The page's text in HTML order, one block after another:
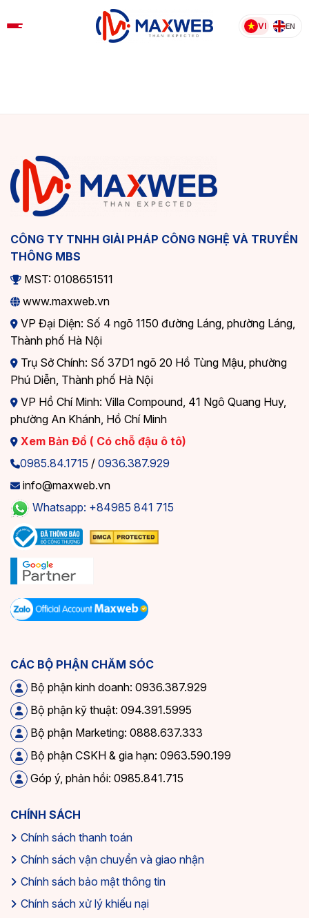
to
VI EN
CÔNG TY TNHH GIẢI PHÁP CÔNG NGHỆ VÀ TRUYỀN
THÔNG MBS
MST: 0108651511
www.maxweb.vn
VP Đại Diện: Số 4 ngõ 1150 đường Láng, phường Láng,
Thành phố Hà Nội
Trụ Sở Chính: Số 37D1 ngõ 20 Hồ Tùng Mậu, phường
Phú Diễn, Thành phố Hà Nội
VP Hồ Chí Minh: Villa Compound, 41 Ngô Quang Huy,
phường An Khánh, Hồ Chí Minh
Xem Bản Đồ ( Có chỗ đậu ô tô)
0985.84.1715 / 0936.387.929
info@maxweb.vn
Whatsapp: +84985 841 715
CÁC BỘ PHẬN CHĂM SÓC
Bộ phận kinh doanh: 0936.387.929
Bộ phận kỹ thuật: 094.391.5995
Bộ phận Marketing: 0888.637.333
Bộ phận CSKH & gia hạn: 0963.590.199
Góp ý, phản hồi: 0985.841.715
CHÍNH SÁCH
Chính sách thanh toán
Chính sách vận chuyển và giao nhận
Chính sách bảo mật thông tin
Chính sách xử lý khiếu nại